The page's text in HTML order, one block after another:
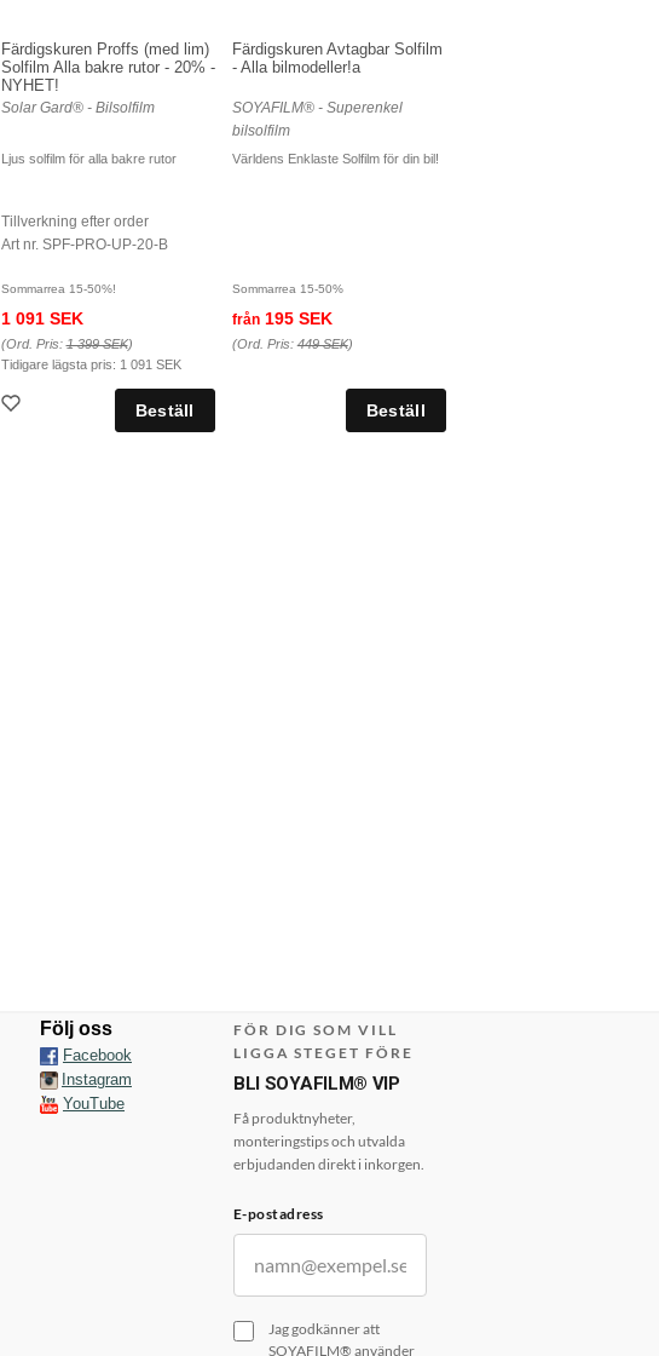
Färdigskuren Proffs (med lim)
Solfilm Alla bakre rutor - 20% -
NYHET!
Solar Gard® - Bilsolfilm
Ljus solfilm för alla bakre rutor
Tillverkning efter order
Art nr. SPF-PRO-UP-20-B
Sommarrea 15-50%!
1 091 SEK
(Ord. Pris:1 399 SEK)
Tidigare lägsta pris: 1 091 SEK
Färdigskuren Avtagbar Solfilm
- Alla bilmodeller!a
SOYAFILM® - Superenkel
bilsolfilm
Världens Enklaste Solfilm för din bil!
Sommarrea 15-50%
från195 SEK
(Ord. Pris:449 SEK)
Följ oss
Facebook
Instagram
YouTube
FÖR DIG SOM VILL
LIGGA STEGET FÖRE
BLI SOYAFILM® VIP
Få produktnyheter,
monteringstips och utvalda
erbjudanden direkt i inkorgen.
E-postadress
Jag godkänner att
SOYAFILM® använder